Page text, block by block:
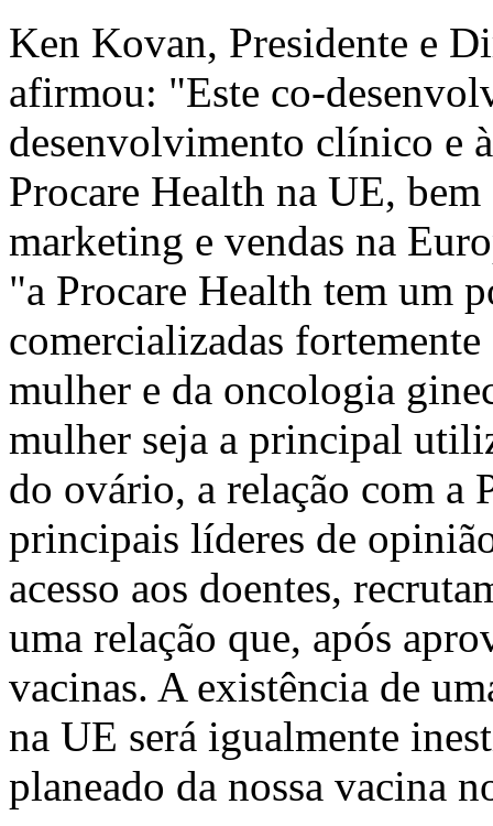
Ken Kovan, Presidente e
afirmou: "Este co-
desenvolvimento clínico e
Procare Health na UE, bem
marketing e vendas na
"a Procare Health tem um
comercializadas
mulher e da oncologia
mulher seja a principal
do ovário, a relação com a
principais líderes de
acesso aos doentes,
uma relação que, após
vacinas. A existência de
na UE será igualmente
planeado da nossa vacina